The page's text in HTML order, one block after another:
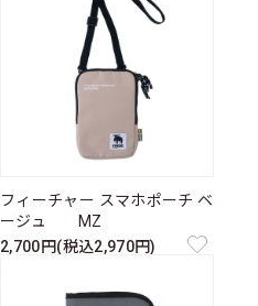
フィーチャー スマホポーチ ベ
ージュ MZ
2,700円(税込2,970円)